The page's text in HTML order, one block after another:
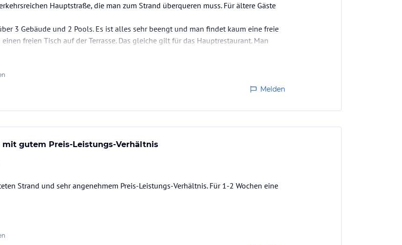
Hauptstraße, die man zum Strand überqueren muss. Für ältere Gäste
3 Gebäude und 2 Pools. Es ist alles sehr beengt und man findet kaum eine freie
freien Tisch auf der Terrasse. Das gleiche gilt für das Hauptrestaurant. Man
Melden
gutem Preis-Leistungs-Verhältnis
Strand und sehr angenehmem Preis-Leistungs-Verhältnis. Für 1-2 Wochen eine